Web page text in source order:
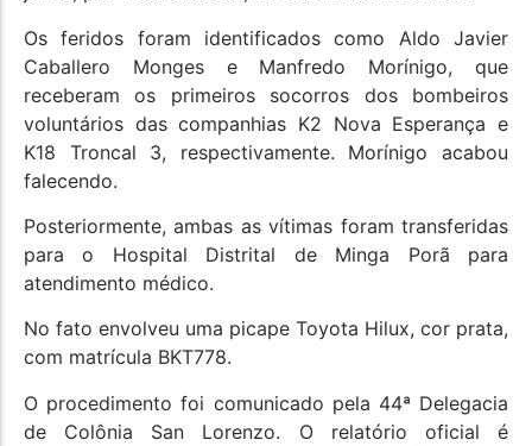
Os feridos foram identificados como Aldo Javier
Caballero Monges e Manfredo Morínigo, que
receberam os primeiros socorros dos bombeiros
voluntários das companhias K2 Nova Esperança e
K18 Troncal 3, respectivamente. Morínigo acabou
falecendo.
Posteriormente, ambas as vítimas foram transferidas
para o Hospital Distrital de Minga Porã para
atendimento médico.
No fato envolveu uma picape Toyota Hilux, cor prata,
com matrícula BKT778.
O procedimento foi comunicado pela 44ª Delegacia
de Colônia San Lorenzo. O relatório oficial é